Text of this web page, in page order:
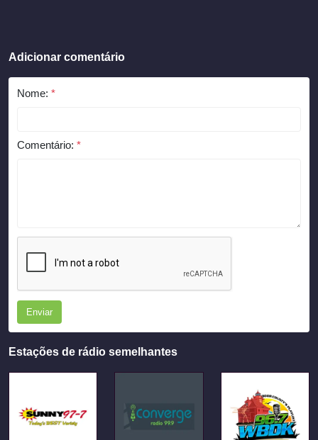
Adicionar comentário
Nome: *
Comentário: *
Enviar
Estações de rádio semelhantes